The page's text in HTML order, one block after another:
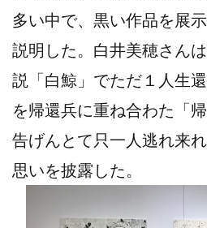
多い中で、黒い作品を展
説明した。白井美穂さん
説「白鯨」でただ１人生
を帰還兵に重ね合わた「
告げんとて只一人逃れ来
思いを披露した。